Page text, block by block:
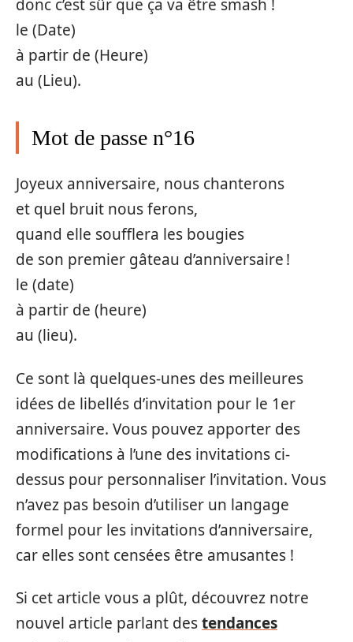
donc c’est sûr que ça va être smash !
le (Date)
à partir de (Heure)
au (Lieu).
Mot de passe n°16
Joyeux anniversaire, nous chanterons
et quel bruit nous ferons,
quand elle soufflera les bougies
de son premier gâteau d’anniversaire !
le (date)
à partir de (heure)
au (lieu).
Ce sont là quelques-unes des meilleures
idées de libellés d’invitation pour le 1er
anniversaire. Vous pouvez apporter des
modifications à l’une des invitations ci-
dessus pour personnaliser l’invitation. Vous
n’avez pas besoin d’utiliser un langage
formel pour les invitations d’anniversaire,
car elles sont censées être amusantes !
Si cet article vous a plût, découvrez notre
nouvel article parlant destendances